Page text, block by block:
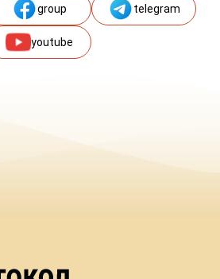
group telegram
youtube